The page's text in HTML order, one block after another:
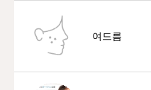
여드름